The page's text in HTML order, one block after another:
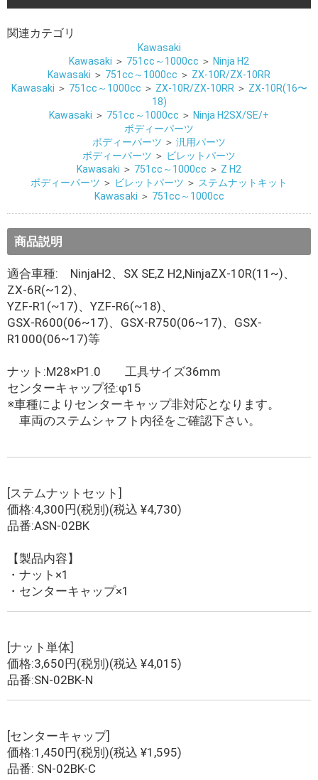
関連カテゴリ
Kawasaki
Kawasaki ＞ 751cc～1000cc ＞ Ninja H2
Kawasaki ＞ 751cc～1000cc ＞ ZX-10R/ZX-10RR
Kawasaki ＞ 751cc～1000cc ＞ ZX-10R/ZX-10RR ＞ ZX-10R(16〜
18)
Kawasaki ＞ 751cc～1000cc ＞ Ninja H2SX/SE/+
ボディーパーツ
ボディーパーツ ＞ 汎用パーツ
ボディーパーツ ＞ ビレットパーツ
Kawasaki ＞ 751cc～1000cc ＞ Z H2
ボディーパーツ ＞ ビレットパーツ ＞ ステムナットキット
Kawasaki ＞ 751cc～1000cc
商品説明
適合車種: NinjaH2、SX SE,Z H2,NinjaZX-10R(11~)、
ZX-6R(~12)、
YZF-R1(~17)、YZF-R6(~18)、
GSX-R600(06~17)、GSX-R750(06~17)、GSX-
R1000(06~17)等
ナット:M28×P1.0 工具サイズ36mm
センターキャップ径:φ15
※車種によりセンターキャップ非対応となります。
車両のステムシャフト内径をご確認下さい。
[ステムナットセット]
価格:4,300円(税別)(税込 ¥4,730)
品番:ASN-02BK
【製品内容】
・ナット×1
・センターキャップ×1
[ナット単体]
価格:3,650円(税別)(税込 ¥4,015)
品番:SN-02BK-N
[センターキャップ]
価格:1,450円(税別)(税込 ¥1,595)
品番: SN-02BK-C